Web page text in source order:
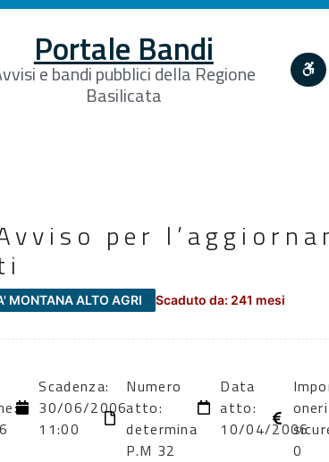
Portale Bandi
e bandi pubblici della Regione
Basilicata
per
MONTANA ALTO AGRI Scaduto da: 241 mesi
Scadenza:
30/06/2006
11:00
Numero
atto:
determina
P.M 32
Data
atto:
10/04/2006
oneri
0